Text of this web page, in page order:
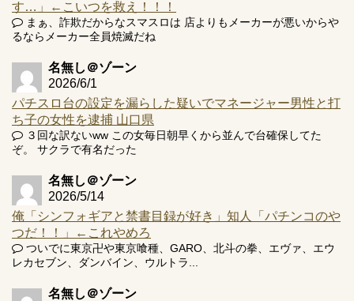
Powered by livedoor 相互RSS
す…」←こいつを救え！！！
まぁ、詐欺だからなスマスロは 店よりもメーカーが悪いからや
るならメーカー全員焼滅だね
名無し＠ゾーン
2026/6/1
パチスロ台の設定を漏らした疑いでマネージャー男性と打
ち子の女性を逮捕 山口県
３回な訳ないww この女毎日朝早くから並んで台確保してた
ぞ。 サクラで有名だった
名無し＠ゾーン
2026/5/14
俺「シンフォギアと禁書目録が好き」知人「パチンコのや
つだ！！」←これやめろ
ついでに東京卍や東京喰種、GARO、北斗の拳、エヴァ、エウ
レカセブン、ダンバイン、ウルトラ...
名無し＠ゾーン